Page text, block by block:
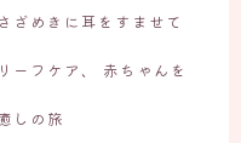
ざめきに耳をすませて
ーフケア、 赤ちゃんを
しの旅